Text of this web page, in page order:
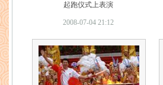
起跑仪式上表演
2008-07-04 21:12